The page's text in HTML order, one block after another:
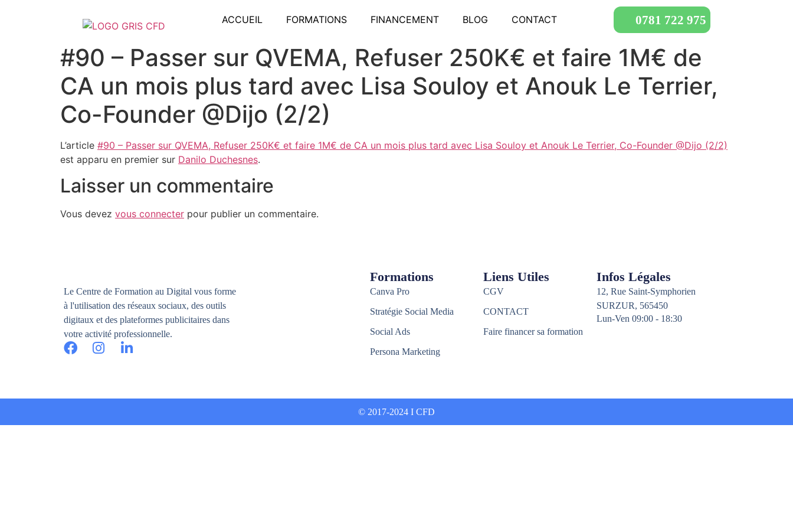
ACCUEIL FORMATIONS FINANCEMENT BLOG CONTACT 0781 722 975
#90 – Passer sur QVEMA, Refuser 250K€ et faire 1M€ de
CA un mois plus tard avec Lisa Souloy et Anouk Le Terrier,
Co-Founder @Dijo (2/2)
L’article #90 – Passer sur QVEMA, Refuser 250K€ et faire 1M€ de CA un mois plus tard avec Lisa Souloy et Anouk Le Terrier, Co-Founder @Dijo (2/2)
est apparu en premier sur Danilo Duchesnes.
Laisser un commentaire
Vous devez vous connecter pour publier un commentaire.
Le Centre de Formation au Digital vous forme
à l'utilisation des réseaux sociaux, des outils
digitaux et des plateformes publicitaires dans
votre activité professionnelle.
Formations
Canva Pro
Stratégie Social Media
Social Ads
Persona Marketing
Liens Utiles
CGV
CONTACT
Faire financer sa formation
Infos Légales
12, Rue Saint-Symphorien
SURZUR, 565450
Lun-Ven 09:00 - 18:30
© 2017-2024 I CFD